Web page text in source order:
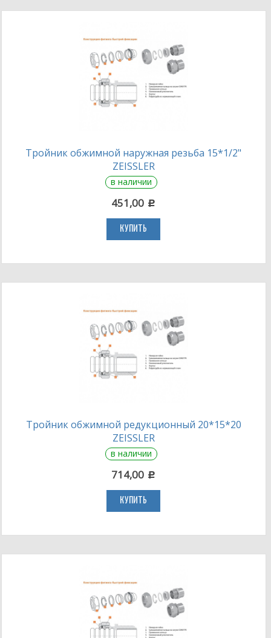
Тройник обжимной наружная резьба 15*1/2"
ZEISSLER
в наличии
451,00 c
КУПИТЬ
Тройник обжимной редукционный 20*15*20
ZEISSLER
в наличии
714,00 c
КУПИТЬ